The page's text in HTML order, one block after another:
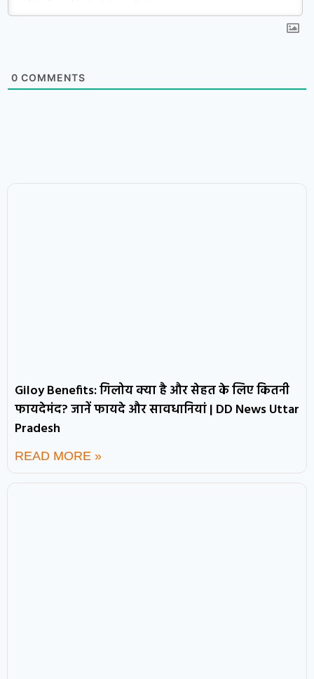
0 COMMENTS
Giloy Benefits: गिलोय क्या है और सेहत के लिए कितनी
फायदेमंद? जानें फायदे और सावधानियां | DD News Uttar
Pradesh
READ MORE »